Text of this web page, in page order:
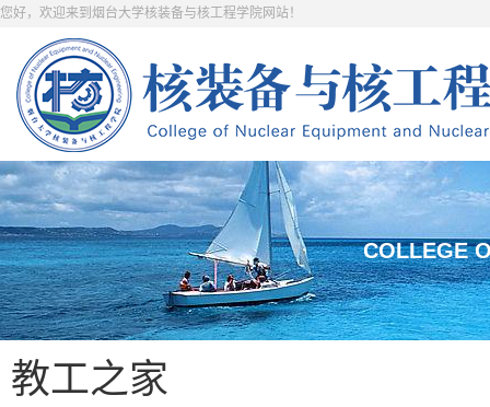
您好，欢迎来到烟台大学核装备与核工程学院网站！
COLLEGE
教工之家